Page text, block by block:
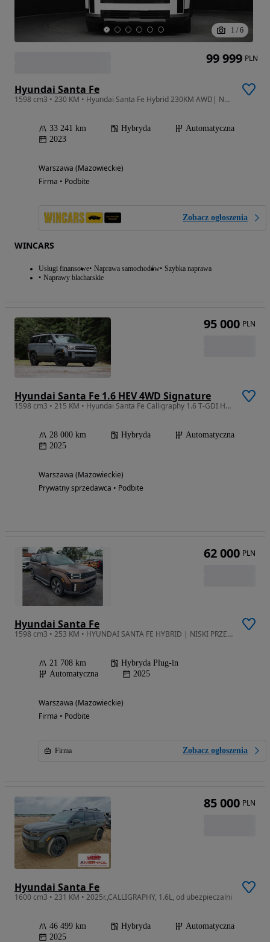
1 / 6
Hyundai Santa Fe
1598 cm3 • 230 KM • Hyundai Santa Fe Hybrid 230KM AWD| Nowy Model| Bogate Wyposażenie| 360
33 241 km Hybryda
Automatyczna
2023
Warszawa (Mazowieckie)
Firma • Podbite
Zobacz ogłoszenia
WINCARS
Usługi finansowe Naprawa samochodów Szybka naprawa
Naprawy blacharskie
99 999 PLN
Hyundai Santa Fe 1.6 HEV 4WD Signature
1598 cm3 • 215 KM • Hyundai Santa Fe Calligraphy 1.6 T-GDI Hybrid HEV 215 KM | 2024 |
28 000 km Hybryda
Automatyczna
2025
Warszawa (Mazowieckie)
Prywatny sprzedawca • Podbite
95 000 PLN
Hyundai Santa Fe
1598 cm3 • 253 KM • HYUNDAI SANTA FE HYBRID | NISKI PRZEBIEG | niska akcyza / 4x4 .
21 708 km
Hybryda Plug-in
Automatyczna
2025
Warszawa (Mazowieckie)
Firma • Podbite
Firma Zobacz ogłoszenia
62 000 PLN
Hyundai Santa Fe
1600 cm3 • 231 KM • 2025r.,CALLIGRAPHY, 1.6L, od ubezpieczalni
46 499 km Hybryda
Automatyczna
2025
85 000 PLN